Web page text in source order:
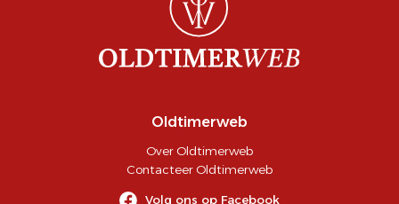
Oldtimerweb
Over Oldtimerweb
Contacteer Oldtimerweb
Volg ons op Facebook